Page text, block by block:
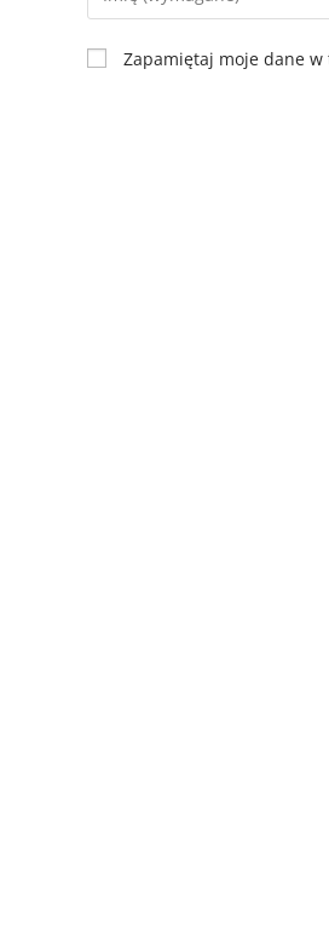
Zapamiętaj moje dane